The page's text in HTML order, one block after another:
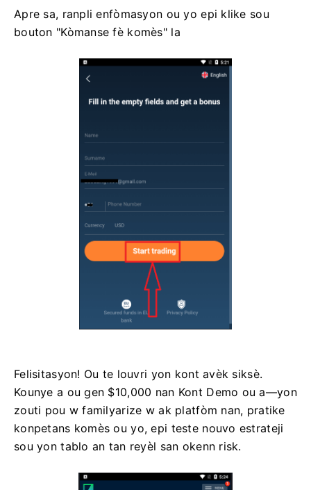
Apre sa, ranpli enfòmasyon ou yo epi klike sou
bouton "Kòmanse fè komès" la
Felisitasyon! Ou te louvri yon kont avèk siksè.
Kounye a ou gen $10,000 nan Kont Demo ou a—yon
zouti pou w familyarize w ak platfòm nan, pratike
konpetans komès ou yo, epi teste nouvo estrateji
sou yon tablo an tan reyèl san okenn risk.